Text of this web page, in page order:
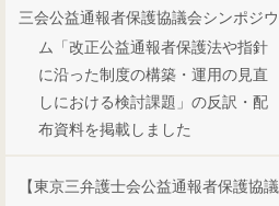
三会公益通報者保護協議会シンポジウ
ム「改正公益通報者保護法や指針
に沿った制度の構築・運用の見直
しにおける検討課題」の反訳・配
布資料を掲載しました
【東京三弁護士会公益通報者保護協議